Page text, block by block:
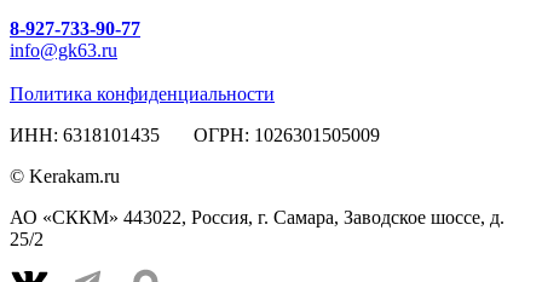
8-927-733-90-77
info@gk63.ru
Политика конфиденциальности
ИНН: 6318101435 ОГРН: 1026301505009
© Kerakam.ru
АО «СККМ» 443022, Россия, г. Самара, Заводское шоссе, д.
25/2